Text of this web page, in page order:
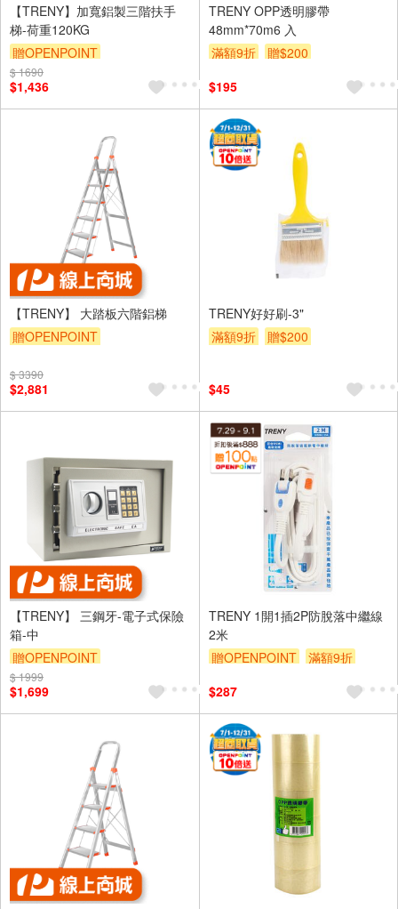
【TRENY】加寬鋁製三階扶手
梯-荷重120KG
贈OPENPOINT
$ 1690
$1,436
TRENY OPP透明膠帶
48mm*70m6 入
滿額9折
贈$200
$195
【TRENY】 大踏板六階鋁梯
贈OPENPOINT
$ 3390
$2,881
TRENY好好刷-3"
滿額9折
贈$200
$45
【TRENY】 三鋼牙-電子式保險
箱-中
贈OPENPOINT
$ 1999
$1,699
TRENY 1開1插2P防脫落中繼線
2米
贈OPENPOINT
滿額9折
$287